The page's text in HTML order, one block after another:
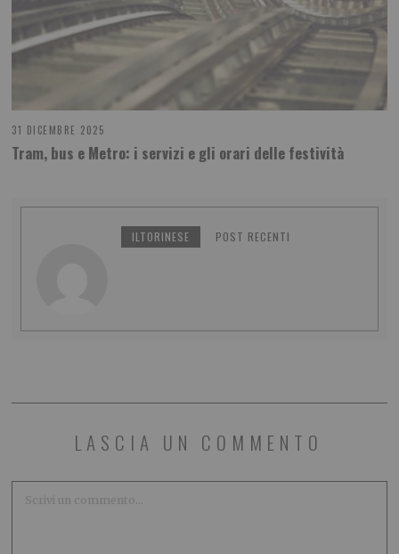
31 DICEMBRE 2025
Tram, bus e Metro: i servizi e gli orari delle festività
ILTORINESE POST RECENTI
LASCIA UN COMMENTO